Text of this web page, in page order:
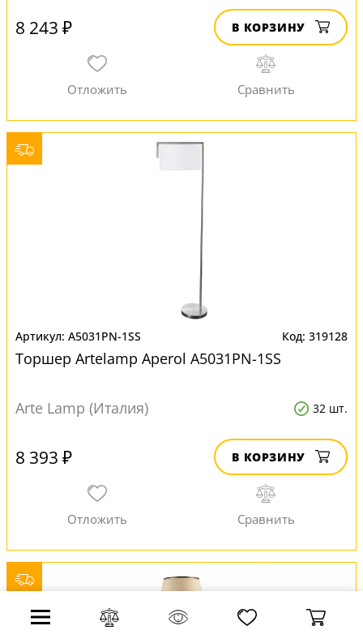
8 243 ₽ В КОРЗИНУ
A5031PN-1SS 319128
Торшер Artelamp Aperol A5031PN-1SS
Arte Lamp (Италия) 32 шт.
8 393 ₽ В КОРЗИНУ